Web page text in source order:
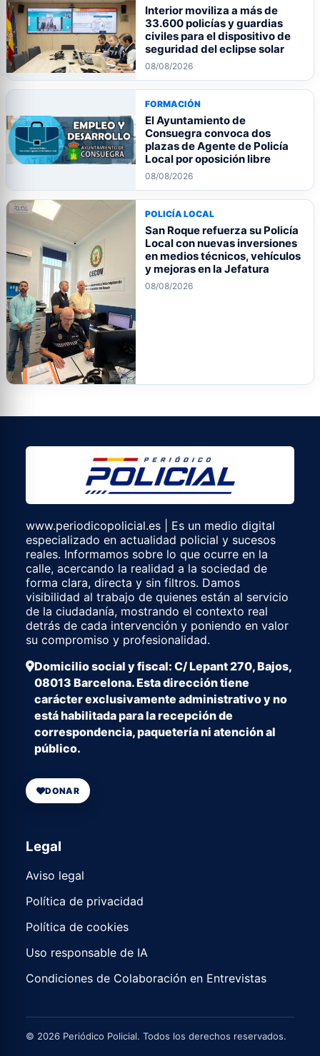
Interior moviliza a más de
33.600 policías y guardias
civiles para el dispositivo de
seguridad del eclipse solar
08/08/2026
FORMACIÓN
El Ayuntamiento de
Consuegra convoca dos
plazas de Agente de Policía
Local por oposición libre
08/08/2026
POLICÍA LOCAL
San Roque refuerza su Policía
Local con nuevas inversiones
en medios técnicos, vehículos
y mejoras en la Jefatura
08/08/2026
www.periodicopolicial.es | Es un medio digital
especializado en actualidad policial y sucesos
reales. Informamos sobre lo que ocurre en la
calle, acercando la realidad a la sociedad de
forma clara, directa y sin filtros. Damos
visibilidad al trabajo de quienes están al servicio
de la ciudadanía, mostrando el contexto real
detrás de cada intervención y poniendo en valor
su compromiso y profesionalidad.
Domicilio social y fiscal: C/ Lepant 270, Bajos,
08013 Barcelona. Esta dirección tiene
carácter exclusivamente administrativo y no
está habilitada para la recepción de
correspondencia, paquetería ni atención al
público.
DONAR
Legal
Aviso legal
Política de privacidad
Política de cookies
Uso responsable de IA
Condiciones de Colaboración en Entrevistas
© 2026 Periódico Policial. Todos los derechos reservados.